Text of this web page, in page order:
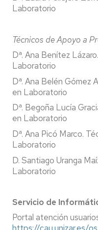
Laboratorio
Técnicos de Apoyo a
Dª. Ana Benítez Lázaro.
Laboratorio
Dª. Ana Belén Gómez
en Laboratorio
Dª. Begoña Lucía
en Laboratorio
Dª. Ana Picó Marco.
Laboratorio
D. Santiago Uranga
Laboratorio
Servicio de
Portal atención